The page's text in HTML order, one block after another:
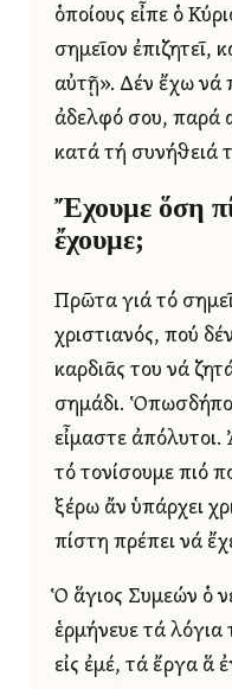
ὁποίους εἶπε ὁ
σημεῖον ἐπιζητεῖ,
αὐτῇ». Δέν ἔχω νά
ἀδελφό σου, παρά
κατά τή συνήθειά
Ἔχουμε ὅση
ἔχουμε;
Πρῶτα γιά τό
χριστιανός, πού
καρδιᾶς του νά
σημάδι.
εἶμαστε ἀπόλυτοι.
τό τονίσουμε πιό
ξέρω ἄν ὑπάρχει
πίστη πρέπει νά
Ὁ ἅγιος Συμεών ὁ
ἑρμήνευε τά
εἰς ἐμέ, τά ἔργα ἅ